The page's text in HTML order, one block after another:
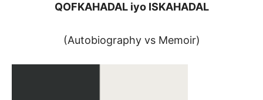
QOFKAHADAL iyo ISKAHADAL
(Autobiography vs Memoir)